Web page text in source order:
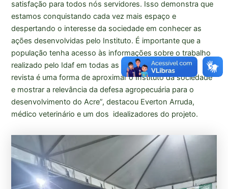
satisfação para todos nós servidores. Isso demonstra que
estamos conquistando cada vez mais espaço e
despertando o interesse da sociedade em conhecer as
ações desenvolvidas pelo Instituto. É importante que a
população tenha acesso às informações sobre o trabalho
realizado pelo Idaf em todas as regiões do estado. A
revista é uma forma de aproximar o Instituto da sociedade
e mostrar a relevância da defesa agropecuária para o
desenvolvimento do Acre”, destacou Everton Arruda,
médico veterinário e um dos idealizadores do projeto.